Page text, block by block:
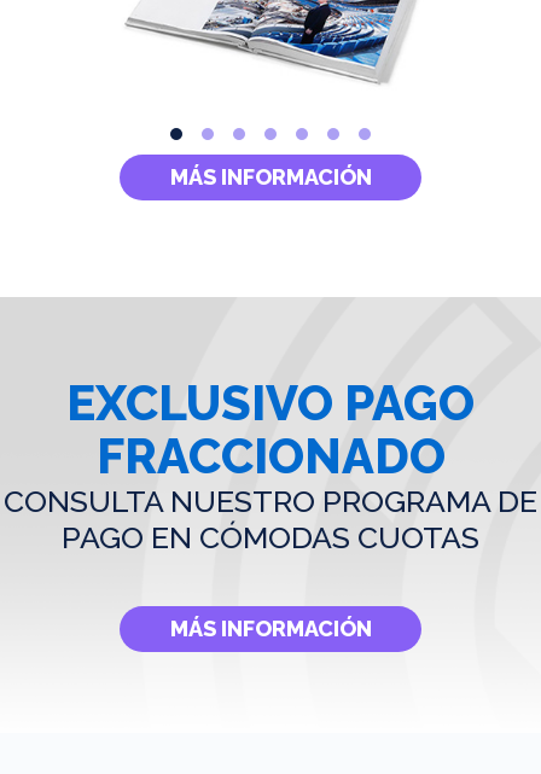
MÁS INFORMACIÓN
EXCLUSIVO PAGO
FRACCIONADO
CONSULTA NUESTRO PROGRAMA DE
PAGO EN CÓMODAS CUOTAS
MÁS INFORMACIÓN